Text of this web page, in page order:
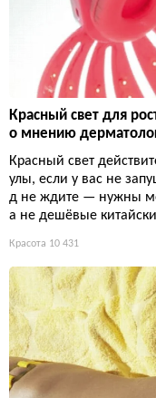
Красный свет для
о мнению
Красный свет
улы, если у вас не
д не ждите — нужны
а не дешёвые
Красота 10 431